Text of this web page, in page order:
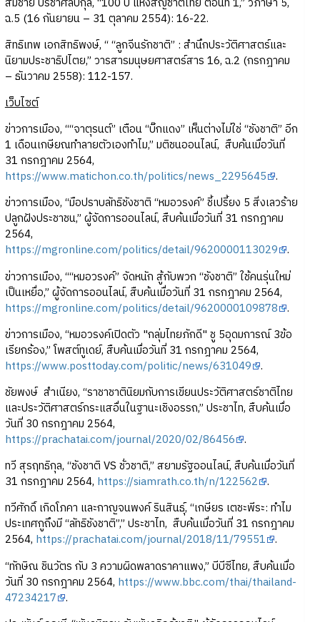
ฉ.5 (16 กันยายน – 31 ตุลาคม 2554): 16-22.
สิทธิเทพ เอกสิทธิพงษ์, “ “ลูกจีนรักชาติ” : สำนึกประวัติศาสตร์และ
นิยามประชาธิปไตย,” วารสารมนุษยศาสตร์สาร 16, ฉ.2 (กรกฎาคม
– ธันวาคม 2558): 112-157.
เว็บไซต์
ข่าวการเมือง, ““จาตุรนต์” เตือน “บิ๊กแดง” เห็นต่างไม่ใช่ “ชังชาติ” อีก
1 เดือนเกษียณทำลายตัวเองทำไม,” มติชนออนไลน์, สืบค้นเมื่อวันที่
31 กรกฎาคม 2564,
https://www.matichon.co.th/politics/news_2295645 .
ข่าวการเมือง, “มือปราบลัทธิชังชาติ “หมอวรงค์” ชี้เปรี้ยง 5 สิ่งเลวร้าย
ปลูกฝังประชาชน,” ผู้จัดการออนไลน์, สืบค้นเมื่อวันที่ 31 กรกฎาคม
2564,
https://mgronline.com/politics/detail/9620000113029 .
ข่าวการเมือง, ““หมอวรงค์” จัดหนัก สู้กับพวก “ชังชาติ” ใช้คนรุ่นใหม่
เป็นเหยื่อ,” ผู้จัดการออนไลน์, สืบค้นเมื่อวันที่ 31 กรกฎาคม 2564,
https://mgronline.com/politics/detail/9620000109878 .
ข่าวการเมือง, “หมอวรงค์เปิดตัว "กลุ่มไทยภักดี" ชู 5อุดมการณ์ 3ข้อ
เรียกร้อง,” โพสต์ทูเดย์, สืบค้นเมื่อวันที่ 31 กรกฎาคม 2564,
https://www.posttoday.com/politic/news/631049 .
ชัยพงษ์ สำเนียง, “ราชาชาตินิยมกับการเขียนประวัติศาสตร์ชาติไทย
และประวัติศาสตร์กระแสอื่นในฐานะเชิงอรรถ,” ประชาไท, สืบค้นเมื่อ
วันที่ 30 กรกฎาคม 2564,
https://prachatai.com/journal/2020/02/86456 .
ทวี สุรฤทธิกุล, “ชังชาติ VS ชั่วชาติ,” สยามรัฐออนไลน์, สืบค้นเมื่อวันที่
31 กรกฎาคม 2564, https://siamrath.co.th/n/122562 .
ทวีศักดิ์ เกิดโภคา และกาญจนพงค์ รินสินธุ์, “เกษียร เตชะพีระ: ทำไม
ประเทศกูถึงมี “ลัทธิชังชาติ”,” ประชาไท, สืบค้นเมื่อวันที่ 31 กรกฎาคม
2564, https://prachatai.com/journal/2018/11/79551 .
“ทักษิณ ชินวัตร กับ 3 ความผิดพลาดราคาแพง,” บีบีซีไทย, สืบค้นเมื่อ
วันที่ 30 กรกฎาคม 2564, https://www.bbc.com/thai/thailand-
47234217 .